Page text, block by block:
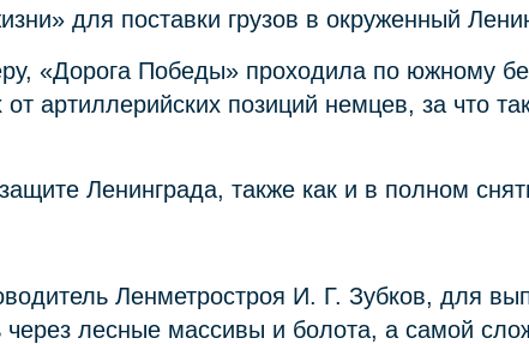
для поставки грузов в окруженный
«Дорога Победы» проходила по южному
артиллерийских позиций немцев, за что
Ленинграда, также как и в полном
Ленметростроя И. Г. Зубков, для
лесные массивы и болота, а самой